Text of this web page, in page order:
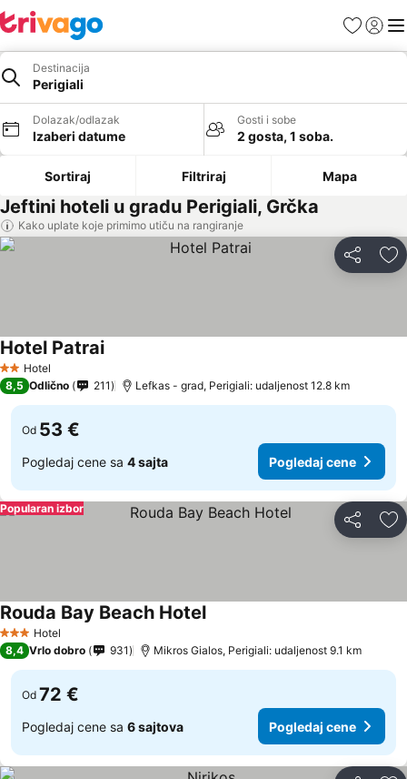
FavoritiPrijavi
Destinacija
Perigiali
Dolazak/odlazak
Izaberi datume
Gosti i sobe
2 gosta, 1 soba.
Sortiraj Filtriraj Mapa
Jeftini hoteli u gradu Perigiali, Grčka
Kako uplate koje primimo utiču na rangiranje
Deli
2 Zvezdice
Hotel
Hotel Patrai
8,5 Odlično 211 Lefkas - grad, Perigiali: udaljenost 12.8 km
Od 53 €
Pogledaj cene sa 4 sajta Pogledaj cene
Deli
Popularan izbor
3 Zvezdice
Hotel
Rouda Bay Beach Hotel
8,4 Vrlo dobro 931 Mikros Gialos, Perigiali: udaljenost 9.1 km
Od 72 €
Pogledaj cene sa 6 sajtova Pogledaj cene